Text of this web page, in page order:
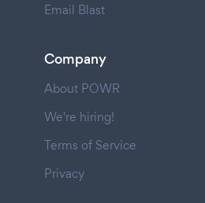
Email Blast
Company
About POWR
We're hiring!
Terms of Service
Privacy